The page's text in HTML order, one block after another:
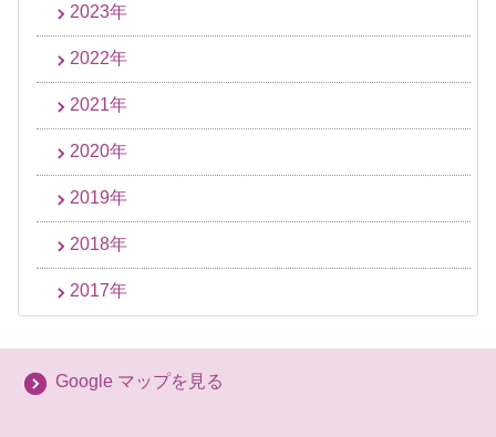
2023年
2022年
2021年
2020年
2019年
2018年
2017年
Google マップを見る